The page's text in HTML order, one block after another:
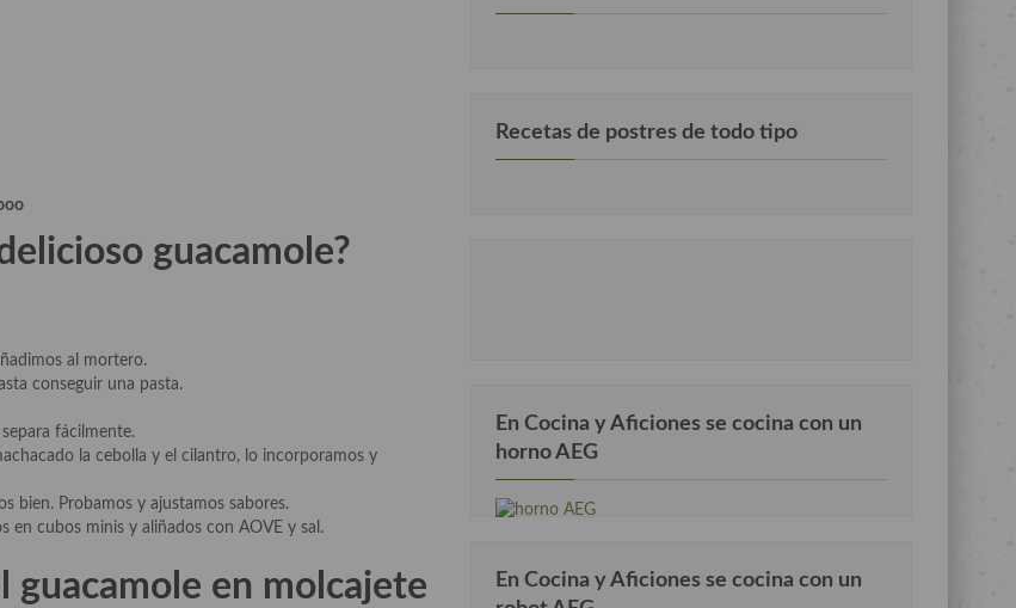
guacamole?
al mortero.
conseguir una pasta.
fácilmente.
la cebolla y el cilantro, lo incorporamos y
bien. Probamos y ajustamos sabores.
en cubos minis y aliñados con AOVE y sal.
guacamole en molcajete
Recetas de postres de todo tipo
En Cocina y Aficiones se cocina con un
horno AEG
En Cocina y Aficiones se cocina con un